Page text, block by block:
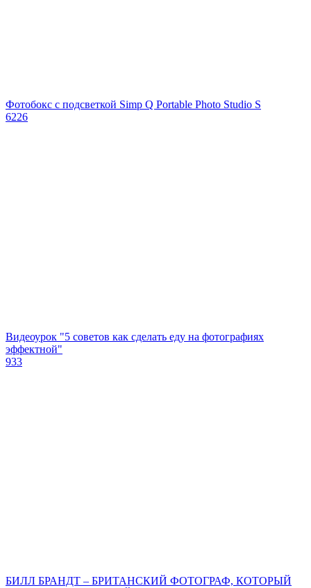
Фотобокс с подсветкой Simp Q Portable Photo Studio S
6226
Видеоурок "5 советов как сделать еду на фотографиях
эффектной"
933
БИЛЛ БРАНДТ – БРИТАНСКИЙ ФОТОГРАФ, КОТОРЫЙ